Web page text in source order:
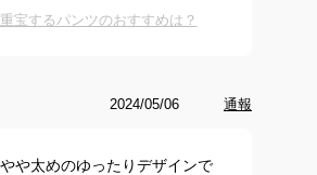
宝するパンツのおすすめは？
2024/05/06 通報
や太めのゆったりデザインで